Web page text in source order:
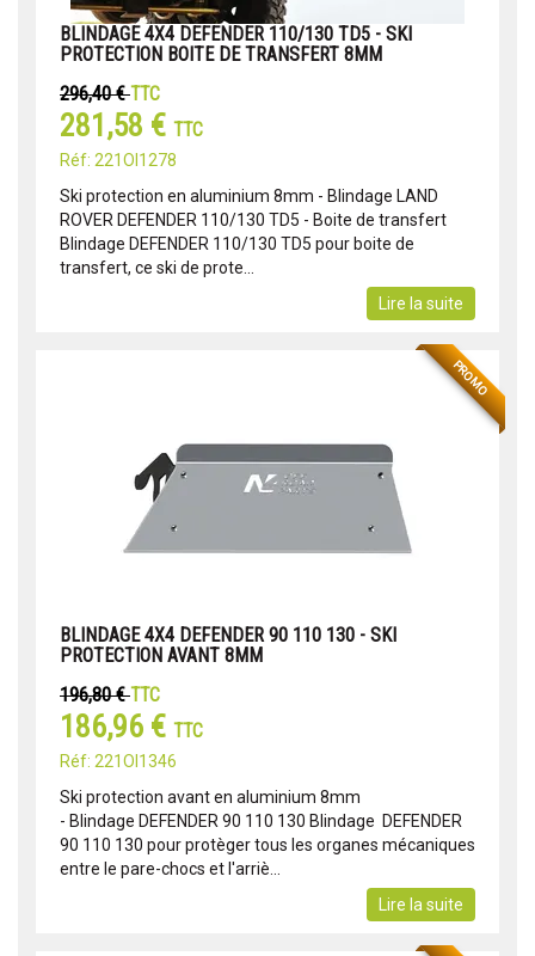
BLINDAGE 4X4 DEFENDER 110/130 TD5 - SKI
PROTECTION BOITE DE TRANSFERT 8MM
296,40 €TTC
281,58 € TTC
Réf: 221OI1278
Ski protection en aluminium 8mm - Blindage LAND
ROVER DEFENDER 110/130 TD5 - Boite de transfert
Blindage DEFENDER 110/130 TD5 pour boite de
transfert, ce ski de prote...
Lire la suite
PROMO
BLINDAGE 4X4 DEFENDER 90 110 130 - SKI
PROTECTION AVANT 8MM
196,80 €TTC
186,96 € TTC
Réf: 221OI1346
Ski protection avant en aluminium 8mm
- Blindage DEFENDER 90 110 130 Blindage DEFENDER
90 110 130 pour protèger tous les organes mécaniques
entre le pare-chocs et l'arriè...
Lire la suite